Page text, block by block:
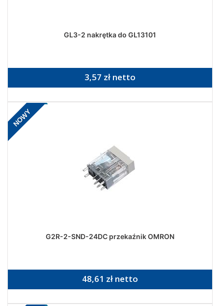
GL3-2 nakrętka do GL13101
3,57 zł netto
NOWY
G2R-2-SND-24DC przekaźnik OMRON
48,61 zł netto